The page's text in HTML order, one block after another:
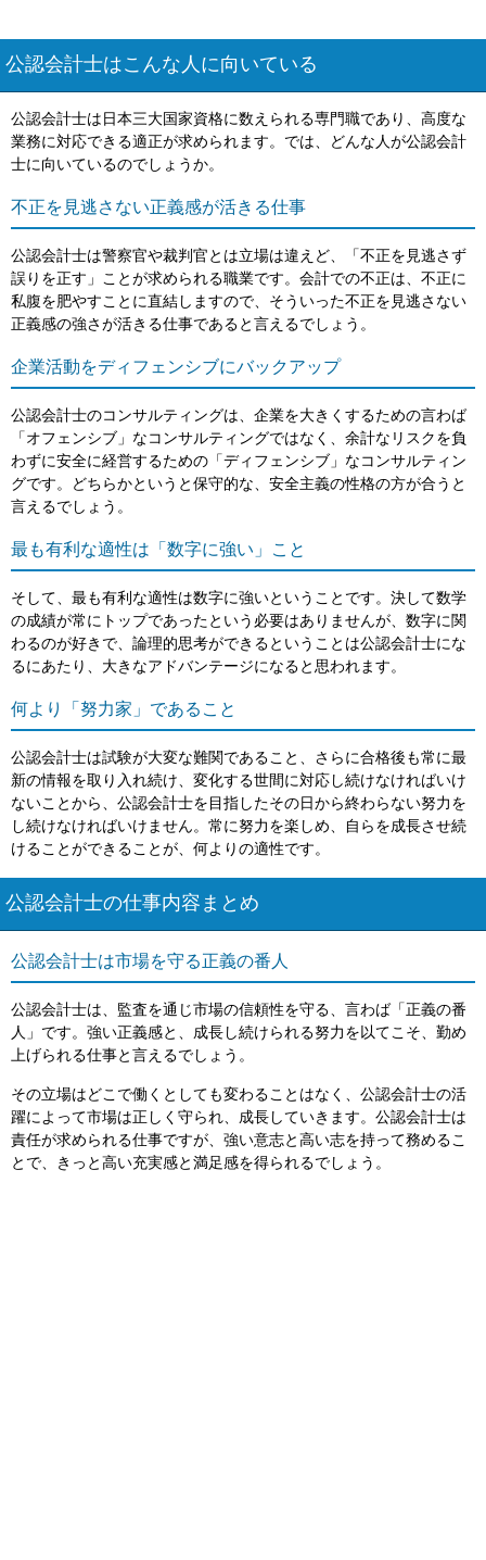
公認会計士はこんな人に向いている
公認会計士は日本三大国家資格に数えられる専門職であり、高度な
業務に対応できる適正が求められます。では、どんな人が公認会計
士に向いているのでしょうか。
不正を見逃さない正義感が活きる仕事
公認会計士は警察官や裁判官とは立場は違えど、「不正を見逃さず
誤りを正す」ことが求められる職業です。会計での不正は、不正に
私腹を肥やすことに直結しますので、そういった不正を見逃さない
正義感の強さが活きる仕事であると言えるでしょう。
企業活動をディフェンシブにバックアップ
公認会計士のコンサルティングは、企業を大きくするための言わば
「オフェンシブ」なコンサルティングではなく、余計なリスクを負
わずに安全に経営するための「ディフェンシブ」なコンサルティン
グです。どちらかというと保守的な、安全主義の性格の方が合うと
言えるでしょう。
最も有利な適性は「数字に強い」こと
そして、最も有利な適性は数字に強いということです。決して数学
の成績が常にトップであったという必要はありませんが、数字に関
わるのが好きで、論理的思考ができるということは公認会計士にな
るにあたり、大きなアドバンテージになると思われます。
何より「努力家」であること
公認会計士は試験が大変な難関であること、さらに合格後も常に最
新の情報を取り入れ続け、変化する世間に対応し続けなければいけ
ないことから、公認会計士を目指したその日から終わらない努力を
し続けなければいけません。常に努力を楽しめ、自らを成長させ続
けることができることが、何よりの適性です。
公認会計士の仕事内容まとめ
公認会計士は市場を守る正義の番人
公認会計士は、監査を通じ市場の信頼性を守る、言わば「正義の番
人」です。強い正義感と、成長し続けられる努力を以てこそ、勤め
上げられる仕事と言えるでしょう。
その立場はどこで働くとしても変わることはなく、公認会計士の活
躍によって市場は正しく守られ、成長していきます。公認会計士は
責任が求められる仕事ですが、強い意志と高い志を持って務めるこ
とで、きっと高い充実感と満足感を得られるでしょう。